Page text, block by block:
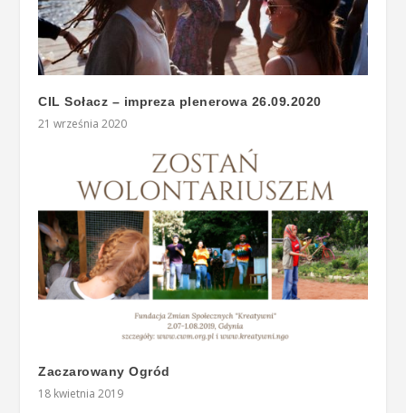
CIL Sołacz – impreza plenerowa 26.09.2020
21 września 2020
Zaczarowany Ogród
18 kwietnia 2019